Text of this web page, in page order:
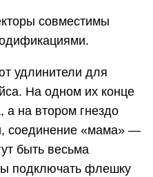
совместимы
удлинители для
На одном их конце
а на втором гнездо
соединение «мама» —
быть весьма
подключать флешку